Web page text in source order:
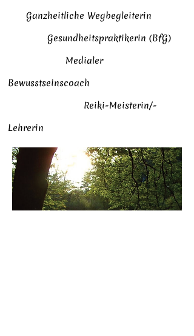
Ganzheitliche Wegbegleiterin
Gesundheitspraktikerin (BfG)
Medialer
Bewusstseinscoach
Reiki-Meisterin/-
Lehrerin